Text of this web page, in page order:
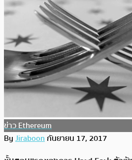
ข่าว Ethereum
ByJiraboonกันยายน 17, 2017